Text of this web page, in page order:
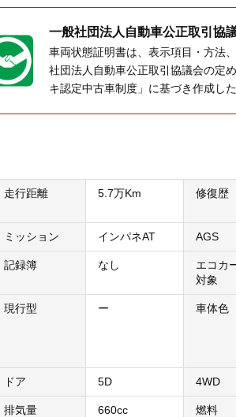
一般社団法人 自動車公正取引協
車両状態証明書は、表示項目・方法
社団法人自動車公正取引協議会の定
キ認定中古車制度」に基づき作成し
走行距離 5.7万Km 修復歴
ミッション インパネAT AGS
記録簿 なし
エコカ
対象
現行型 ー 車体色
ドア 5D 4WD
排気量 660cc 燃料